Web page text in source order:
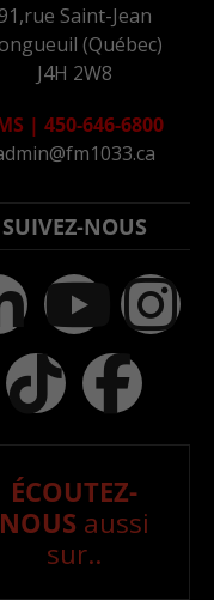
Saint-Jean
(Québec)
J4H 2W8
| 450-646-6800
SUIVEZ-NOUS
ÉCOUTEZ-
NOUS aussi
sur..